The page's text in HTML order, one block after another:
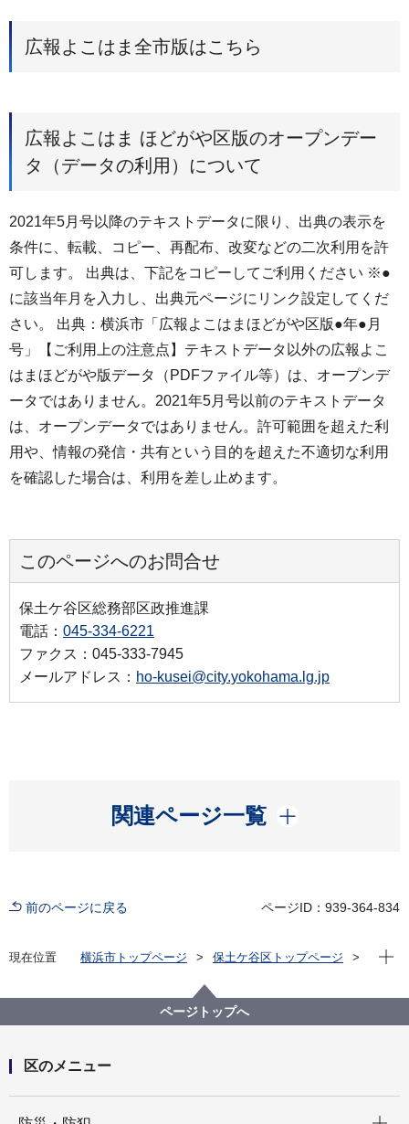
広報よこはま全市版はこちら
広報よこはま ほどがや区版のオープンデー
タ（データの利用）について
2021年5月号以降のテキストデータに限り、出典の表示を
条件に、転載、コピー、再配布、改変などの二次利用を許
可します。 出典は、下記をコピーしてご利用ください ※●
に該当年月を入力し、出典元ページにリンク設定してくだ
さい。 出典：横浜市「広報よこはまほどがや区版●年●月
号」【ご利用上の注意点】テキストデータ以外の広報よこ
はまほどがや版データ（PDFファイル等）は、オープンデ
ータではありません。2021年5月号以前のテキストデータ
は、オープンデータではありません。許可範囲を超えた利
用や、情報の発信・共有という目的を超えた不適切な利用
を確認した場合は、利用を差し止めます。
このページへのお問合せ
保土ケ谷区総務部区政推進課
電話： 045-334-6221
ファクス：045-333-7945
メールアドレス： ho-kusei@city.yokohama.lg.jp
関連ページ一覧
開く
前のページに戻る ページID：939-364-834
現在位置 横浜市トップページ
保土ケ谷区トップページ
広報よこはま ほどがや区版
令和6年（2024年）分
2024年12月号
現在
ページトップへ
区のメニュー